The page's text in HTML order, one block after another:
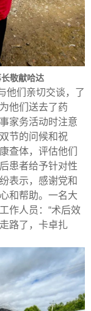
敬献哈达
他们亲切交谈，了
他们送去了药
家务活动时注意
节的问候和祝
查体，评估他们
患者给予针对性
表示，感谢党和
和帮助。一名大
作人员：“术后效
路了，卡卓扎